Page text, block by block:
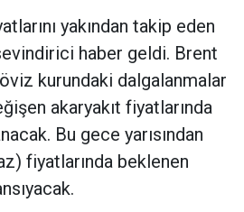
yakından takip eden
haber geldi. Brent
kurundaki dalgalanmalar
akaryakıt fiyatlarında
Bu gece yarısından
fiyatlarında beklenen